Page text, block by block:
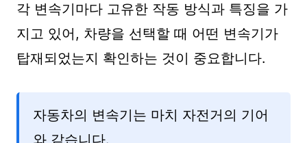
각 변속기마다 고유한 작동 방식과 특징을 가
지고 있어, 차량을 선택할 때 어떤 변속기가
탑재되었는지 확인하는 것이 중요합니다.
자동차의 변속기는 마치 자전거의 기어
와 같습니다.